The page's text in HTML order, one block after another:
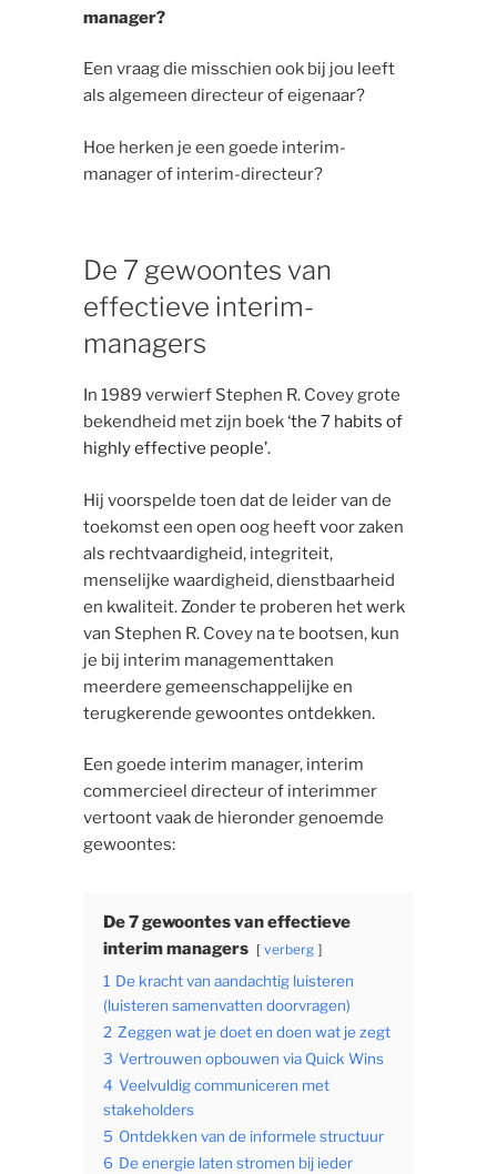
manager?
Een vraag die misschien ook bij jou leeft
als algemeen directeur of eigenaar?
Hoe herken je een goede interim-
manager of interim-directeur?
De 7 gewoontes van
effectieve interim-
managers
In 1989 verwierf Stephen R. Covey grote
bekendheid met zijn boek‘the 7 habits of
highly effective people’.
Hij voorspelde toen dat de leider van de
toekomst een open oog heeft voor zaken
als rechtvaardigheid, integriteit,
menselijke waardigheid, dienstbaarheid
en kwaliteit. Zonder te proberen het werk
van Stephen R. Covey na te bootsen, kun
je bij interim managementtaken
meerdere gemeenschappelijke en
terugkerende gewoontes ontdekken.
Een goede interim manager, interim
commercieel directeur of interimmer
vertoont vaak de hieronder genoemde
gewoontes:
De 7 gewoontes van effectieve
interim managers
verberg
1 De kracht van aandachtig luisteren
(luisteren samenvatten doorvragen)
2 Zeggen wat je doet en doen wat je zegt
3 Vertrouwen opbouwen via Quick Wins
4 Veelvuldig communiceren met
stakeholders
5 Ontdekken van de informele structuur
6 De energie laten stromen bij ieder